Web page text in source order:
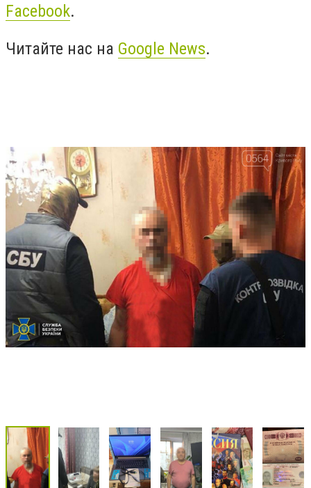
Facebook.
Читайте нас на Google News.